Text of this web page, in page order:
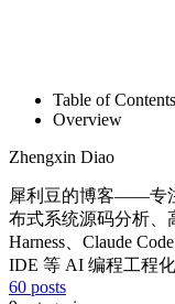
Table of Contents
Overview
Zhengxin Diao
犀利豆的博客——专
布式系统源码分析、
Harness、Claude
IDE 等 AI 编程工程化
60 posts